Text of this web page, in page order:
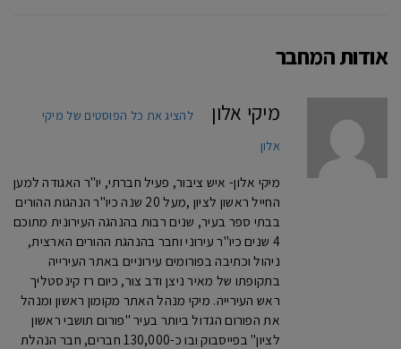
אודות המחבר
מיקי אלון
להציג את כל הפוסטים של מיקי
אלון
מיקי אלון- איש ציבור, פעיל חברתי, יו"ר האגודה למען
החייל ראשון לציון ,מעל 20 שנה כיו"ר הנהגות ההורים
בבתי ספר בעיר, שנים רבות בהנהגה העירונית מתוכם
4 שנים כיו"ר עירוני וחבר בהנהגת ההורים הארצית,
ניהול וכתיבה בפורומים עירוניים באתר העירייה
בתקופתו של מאיר ניצן ודב צור, כיום רז קינסטליך
ראש העירייה. מיקי מנהל האתר מקומון ראשון ומנהל
את הפורום הגדול ביותר בעיר "פורום תושבי ראשון
לציון" בפייסבוק ובו כ-130,000 חברים, חבר הנהלת